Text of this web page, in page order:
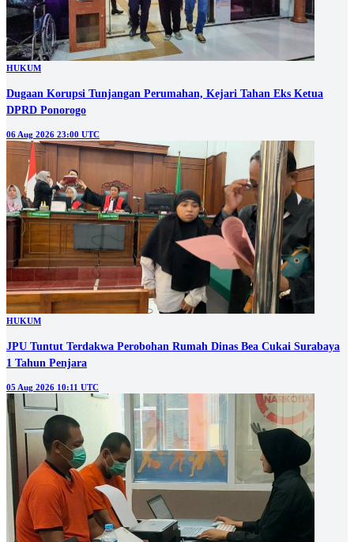
HUKUM
Dugaan Korupsi Tunjangan Perumahan, Kejari Tahan Eks Ketua
DPRD Ponorogo
06 Aug 2026 23:00 UTC
HUKUM
JPU Tuntut Terdakwa Perobohan Rumah Dinas Bea Cukai Surabaya
1 Tahun Penjara
05 Aug 2026 10:11 UTC